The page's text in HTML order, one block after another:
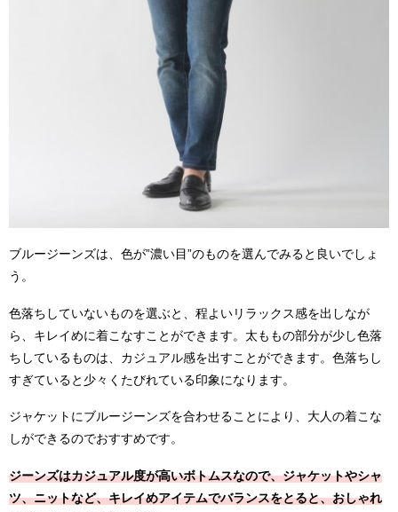
ブルージーンズは、色が”濃い目”のものを選んでみると良いでしょ
う。
色落ちしていないものを選ぶと、程よいリラックス感を出しなが
ら、キレイめに着こなすことができます。太ももの部分が少し色落
ちしているものは、カジュアル感を出すことができます。色落ちし
すぎていると少々くたびれている印象になります。
ジャケットにブルージーンズを合わせることにより、大人の着こな
しができるのでおすすめです。
ジーンズはカジュアル度が高いボトムスなので、ジャケットやシャ
ツ、ニットなど、キレイめアイテムでバランスをとると、おしゃれ